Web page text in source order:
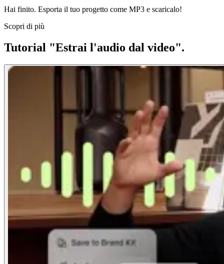
Hai finito. Esporta il tuo progetto come MP3 e scaricalo!
Scopri di più
Tutorial "Estrai l'audio dal video".